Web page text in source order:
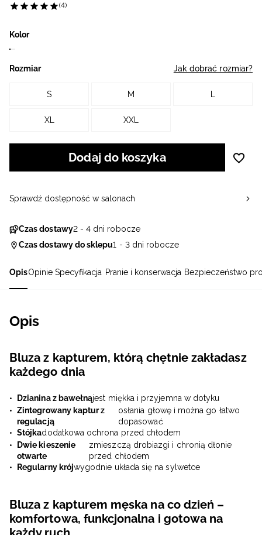
OpisOpinie Specyfikacja Pranie i konserwacja Bezpieczeństwo
Opis
Bluza z kapturem, którą chętnie zakładasz
każdego dnia
Dzianina z bawełnąjest miękka i przyjemna w dotyku
Zintegrowany kaptur z
regulacją
osłania głowę i można go łatwo
dopasować
Stójkadodatkowa ochrona przed chłodem
Dwie kieszenie
otwarte
zmieszczą drobiazgi i chronią dłonie
przed chłodem
Regularny krójwygodnie układa się na sylwetce
Bluza z kapturem męska na co dzień –
komfortowa, funkcjonalna i gotowa na
(4)
Kolor
Rozmiar Jak dobrać rozmiar?
S M L
XL XXL
Dodaj do koszyka
Czas dostawy2 - 4 dni robocze
Czas dostawy do sklepu1 - 3 dni robocze
Sprawdź dostępność w salonach